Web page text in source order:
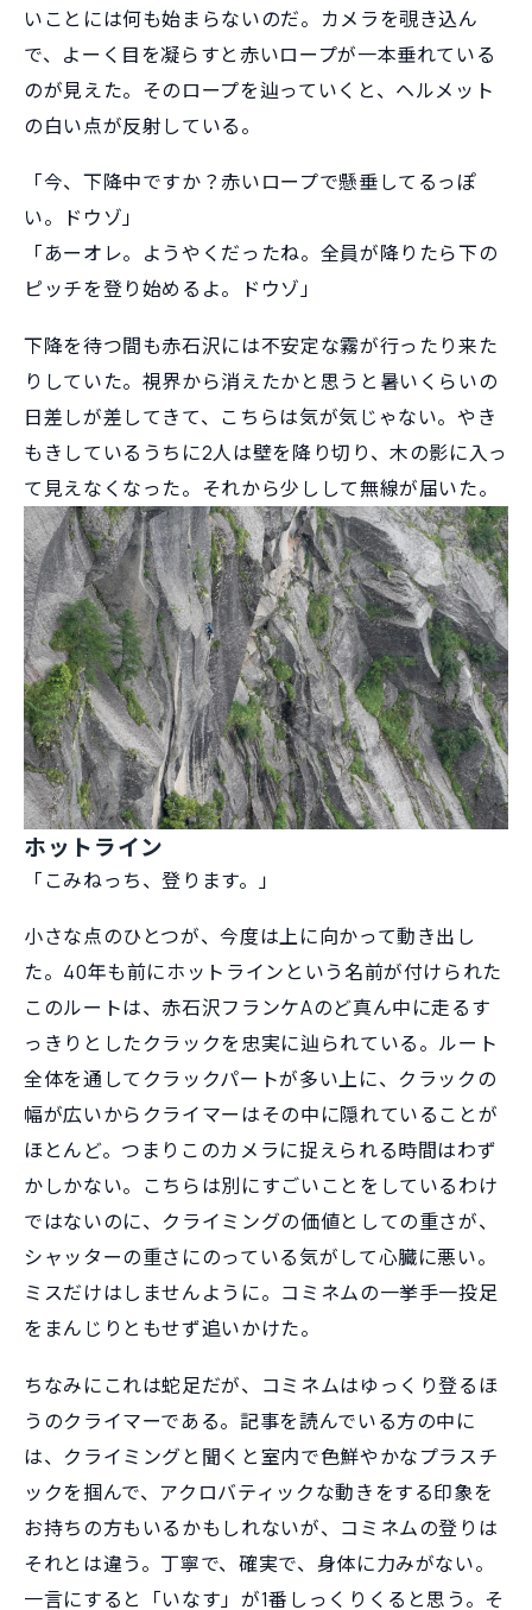
いことには何も始まらないのだ。カメラを覗き込ん
で、よーく目を凝らすと赤いロープが一本垂れている
のが見えた。そのロープを辿っていくと、ヘルメット
の白い点が反射している。
「今、下降中ですか？赤いロープで懸垂してるっぽ
い。ドウゾ」
「あーオレ。ようやくだったね。全員が降りたら下の
ピッチを登り始めるよ。ドウゾ」
下降を待つ間も赤石沢には不安定な霧が行ったり来た
りしていた。視界から消えたかと思うと暑いくらいの
日差しが差してきて、こちらは気が気じゃない。やき
もきしているうちに2人は壁を降り切り、木の影に入っ
て見えなくなった。それから少しして無線が届いた。
ホットライン
「こみねっち、登ります。」
小さな点のひとつが、今度は上に向かって動き出し
た。40年も前にホットラインという名前が付けられた
このルートは、赤石沢フランケAのど真ん中に走るす
っきりとしたクラックを忠実に辿られている。ルート
全体を通してクラックパートが多い上に、クラックの
幅が広いからクライマーはその中に隠れていることが
ほとんど。つまりこのカメラに捉えられる時間はわず
かしかない。こちらは別にすごいことをしているわけ
ではないのに、クライミングの価値としての重さが、
シャッターの重さにのっている気がして心臓に悪い。
ミスだけはしませんように。コミネムの一挙手一投足
をまんじりともせず追いかけた。
ちなみにこれは蛇足だが、コミネムはゆっくり登るほ
うのクライマーである。記事を読んでいる方の中に
は、クライミングと聞くと室内で色鮮やかなプラスチ
ックを掴んで、アクロバティックな動きをする印象を
お持ちの方もいるかもしれないが、コミネムの登りは
それとは違う。丁寧で、確実で、身体に力みがない。
一言にすると「いなす」が1番しっくりくると思う。そ